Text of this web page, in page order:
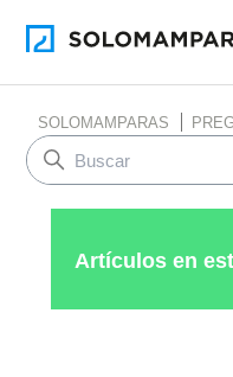
SOLOMAMPARAS
Artículos en